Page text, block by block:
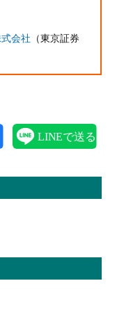
会社 （東京証券